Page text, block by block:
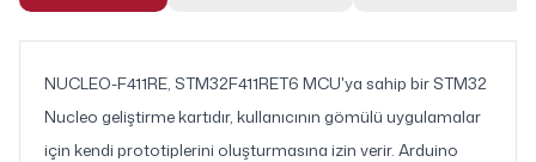
NUCLEO-F411RE, STM32F411RET6 MCU'ya sahip bir STM32
Nucleo geliştirme kartıdır, kullanıcının gömülü uygulamalar
için kendi prototiplerini oluşturmasına izin verir. Arduino